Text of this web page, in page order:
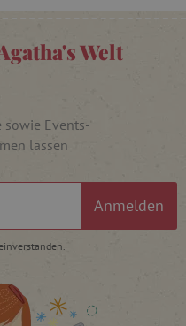
Welt
sowie Events-
lassen
Anmelden
www.agathaswelt.de